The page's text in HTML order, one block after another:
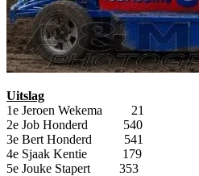
Uitslag
1e Jeroen Wekema 21
2e Job Honderd 540
3e Bert Honderd 541
4e Sjaak Kentie 179
5e Jouke Stapert 353